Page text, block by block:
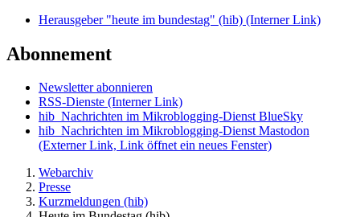
Herausgeber "heute im bundestag" (hib) (Interner Link)
Abonnement
Newsletter abonnieren
RSS-Dienste (Interner Link)
hib_Nachrichten im Mikroblogging-Dienst BlueSky
hib_Nachrichten im Mikroblogging-Dienst Mastodon
(Externer Link, Link öffnet ein neues Fenster)
Webarchiv
Presse
Kurzmeldungen (hib)